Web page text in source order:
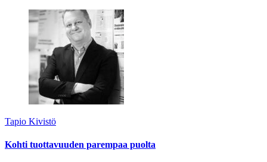
Tapio Kivistö
Kohti tuottavuuden parempaa puolta